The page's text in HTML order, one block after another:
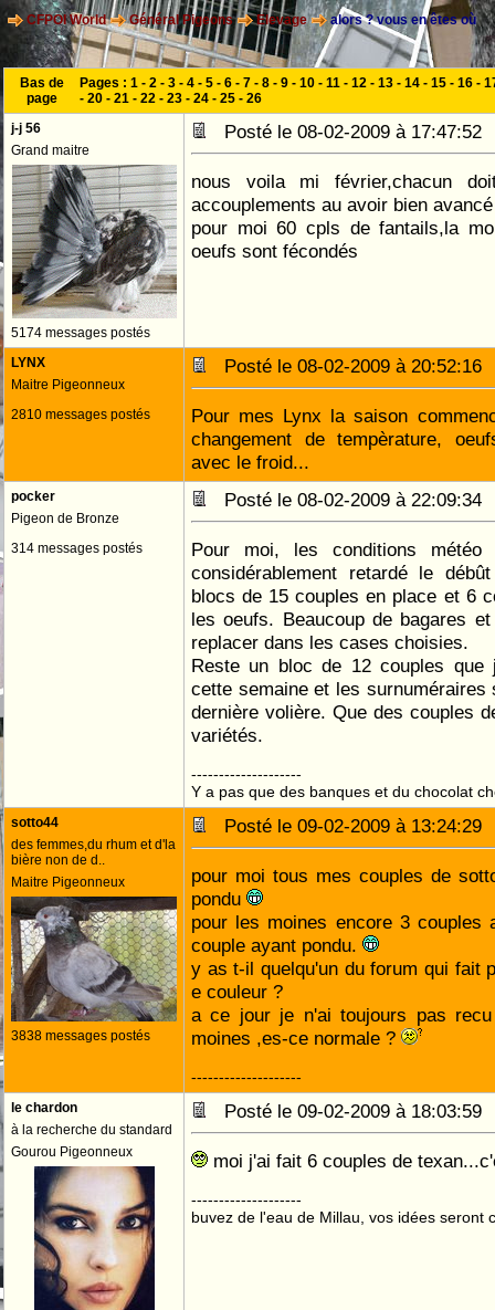
CFPOI World Général Pigeons Elevage alors ? vous en êtes où
Bas de
page
Pages : 1 - 2 - 3 - 4 - 5 - 6 - 7 - 8 - 9 - 10 - 11 - 12 - 13 - 14 - 15 - 16 -
- 20 - 21 - 22 - 23 - 24 - 25 - 26
j-j 56
Grand maitre
5174 messages postés
Posté le 08-02-2009 à
nous voila mi février,chacun
accouplements au avoir bien
pour moi 60 cpls de fantails,la
oeufs sont fécondés
LYNX
Maitre Pigeonneux
2810 messages postés
Posté le 08-02-2009 à
Pour mes Lynx la saison
changement de tempèrature,
avec le froid...
pocker
Pigeon de Bronze
314 messages postés
Posté le 08-02-2009 à
Pour moi, les conditions
considérablement retardé le
blocs de 15 couples en place et 6
les oeufs. Beaucoup de bagares
replacer dans les cases choisies.
Reste un bloc de 12 couples
cette semaine et les surnuméraires
dernière volière. Que des couples
variétés.
--------------------
Y a pas que des banques et du chocolat
sotto44
des femmes,du rhum et d'la
bière non de d..
Maitre Pigeonneux
3838 messages postés
Posté le 09-02-2009 à
pour moi tous mes couples de
pondu
pour les moines encore 3 couples
couple ayant pondu.
y as t-il quelqu'un du forum qui fait
e couleur ?
a ce jour je n'ai toujours pas
moines ,es-ce normale ?
--------------------
le chardon
à la recherche du standard
Gourou Pigeonneux
Posté le 09-02-2009 à
moi j'ai fait 6 couples de
--------------------
buvez de l'eau de Millau, vos idées seront